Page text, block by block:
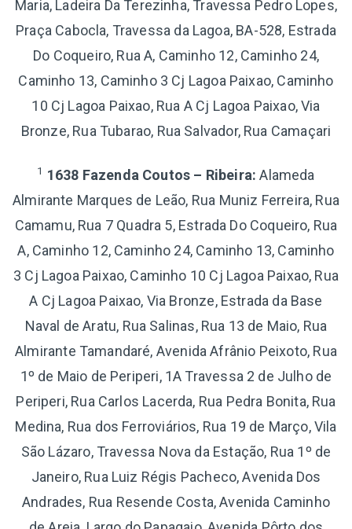
Maria, Ladeira Da Terezinha, Travessa Pedro Lopes,
Praça Cabocla, Travessa da Lagoa, BA-528, Estrada
Do Coqueiro, Rua A, Caminho 12, Caminho 24,
Caminho 13, Caminho 3 Cj Lagoa Paixao, Caminho
10 Cj Lagoa Paixao, Rua A Cj Lagoa Paixao, Via
Bronze, Rua Tubarao, Rua Salvador, Rua Camaçari
1 1638 Fazenda Coutos – Ribeira:Alameda
Almirante Marques de Leão, Rua Muniz Ferreira, Rua
Camamu, Rua 7 Quadra 5, Estrada Do Coqueiro, Rua
A, Caminho 12, Caminho 24, Caminho 13, Caminho
3 Cj Lagoa Paixao, Caminho 10 Cj Lagoa Paixao, Rua
A Cj Lagoa Paixao, Via Bronze, Estrada da Base
Naval de Aratu, Rua Salinas, Rua 13 de Maio, Rua
Almirante Tamandaré, Avenida Afrânio Peixoto, Rua
1º de Maio de Periperi, 1A Travessa 2 de Julho de
Periperi, Rua Carlos Lacerda, Rua Pedra Bonita, Rua
Medina, Rua dos Ferroviários, Rua 19 de Março, Vila
São Lázaro, Travessa Nova da Estação, Rua 1º de
Janeiro, Rua Luiz Régis Pacheco, Avenida Dos
Andrades, Rua Resende Costa, Avenida Caminho